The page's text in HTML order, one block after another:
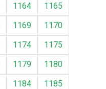
1164
1165
1169
1170
1174
1175
1179
1180
1184
1185